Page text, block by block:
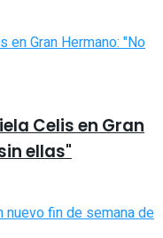
Celis en Gran
ellas"